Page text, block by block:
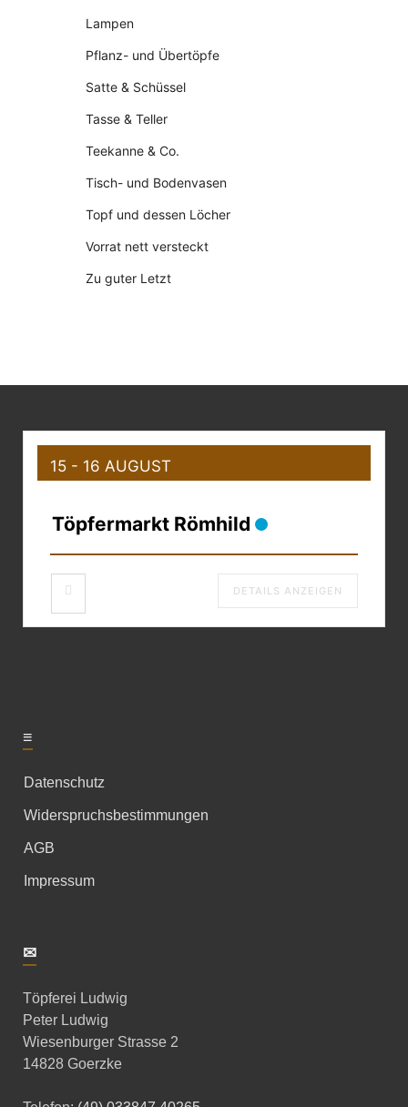
Lampen
Pflanz- und Übertöpfe
Satte & Schüssel
Tasse & Teller
Teekanne & Co.
Tisch- und Bodenvasen
Topf und dessen Löcher
Vorrat nett versteckt
Zu guter Letzt
15 - 16 AUGUST
Töpfermarkt Römhild
DETAILS ANZEIGEN
≡
Datenschutz
Widerspruchsbestimmungen
AGB
Impressum
✉
Töpferei Ludwig
Peter Ludwig
Wiesenburger Strasse 2
14828 Goerzke